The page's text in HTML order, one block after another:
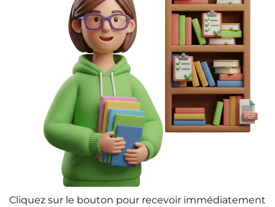
Cliquez sur le bouton pour recevoir immédiatement